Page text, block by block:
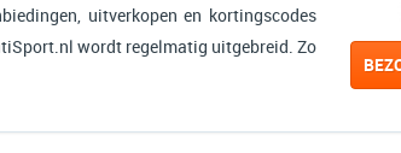
uitverkopen en kortingscodes
wordt regelmatig uitgebreid. Zo